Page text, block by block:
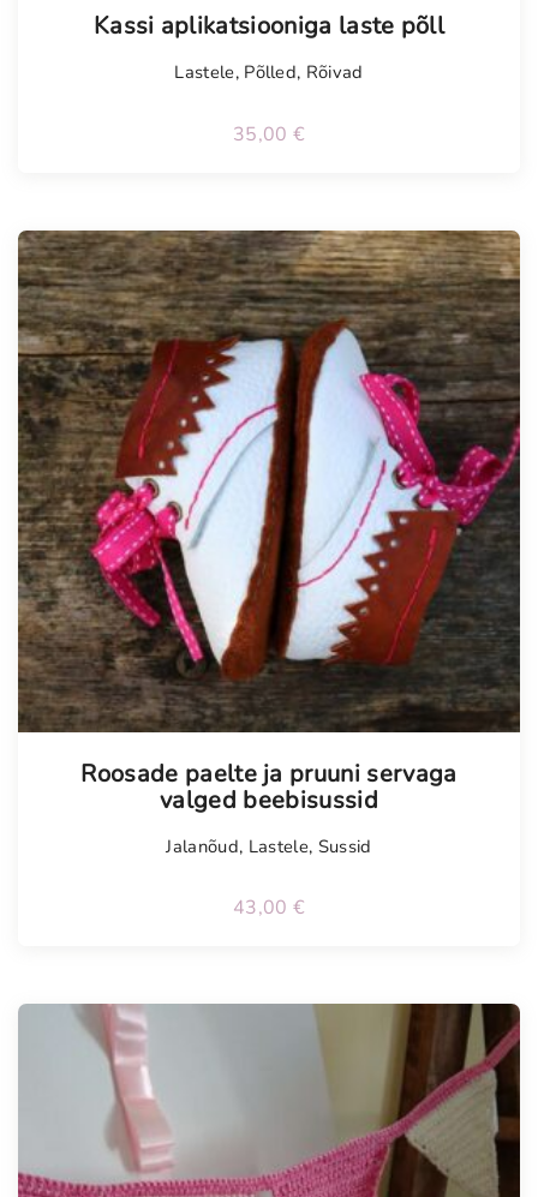
Kassi aplikatsiooniga laste põll
Lastele, Põlled, Rõivad
35,00 €
Roosade paelte ja pruuni servaga
valged beebisussid
Jalanõud, Lastele, Sussid
43,00 €